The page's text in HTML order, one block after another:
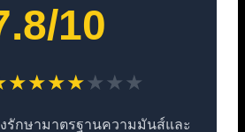
10
★★★
รักษามาตรฐานความมันส์และ